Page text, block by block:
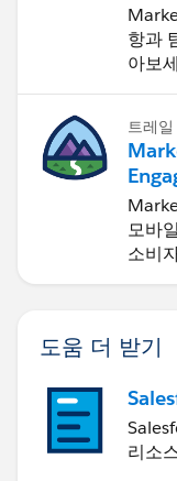
항과
아보
트레일
모바
소비
도움 더 받기
리소